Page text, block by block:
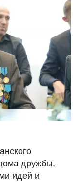
дружбы,
идей и